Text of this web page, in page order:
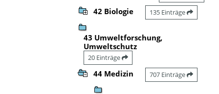
42 Biologie 135 Einträge
43 Umweltforschung,
Umweltschutz
20 Einträge
44 Medizin 707 Einträge